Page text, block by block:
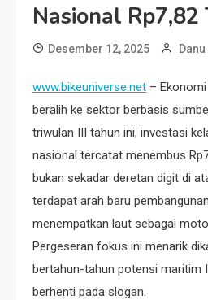
Nasional
Desember 12, 2025
www.bikeuniverse.net –
beralih ke sektor berbasis
triwulan III tahun ini, investasi
nasional tercatat menembus
bukan sekadar deretan digit di
terdapat arah baru
menempatkan laut sebagai
Pergeseran fokus ini menarik
bertahun-tahun potensi maritim
berhenti pada slogan.